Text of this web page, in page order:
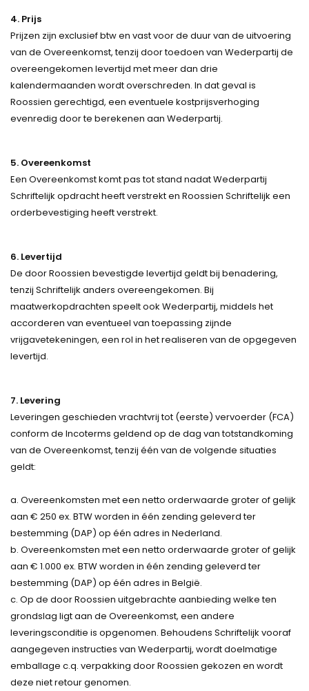
4. Prijs
Prijzen zijn exclusief btw en vast voor de duur van de uitvoering
van de Overeenkomst, tenzij door toedoen van Wederpartij de
overeengekomen levertijd met meer dan drie
kalendermaanden wordt overschreden. In dat geval is
Roossien gerechtigd, een eventuele kostprijsverhoging
evenredig door te berekenen aan Wederpartij.
5. Overeenkomst
Een Overeenkomst komt pas tot stand nadat Wederpartij
Schriftelijk opdracht heeft verstrekt en Roossien Schriftelijk een
orderbevestiging heeft verstrekt.
6. Levertijd
De door Roossien bevestigde levertijd geldt bij benadering,
tenzij Schriftelijk anders overeengekomen. Bij
maatwerkopdrachten speelt ook Wederpartij, middels het
accorderen van eventueel van toepassing zijnde
vrijgavetekeningen, een rol in het realiseren van de opgegeven
levertijd.
7. Levering
Leveringen geschieden vrachtvrij tot (eerste) vervoerder (FCA)
conform de Incoterms geldend op de dag van totstandkoming
van de Overeenkomst, tenzij één van de volgende situaties
geldt:
a. Overeenkomsten met een netto orderwaarde groter of gelijk
aan € 250 ex. BTW worden in één zending geleverd ter
bestemming (DAP) op één adres in Nederland.
b. Overeenkomsten met een netto orderwaarde groter of gelijk
aan € 1.000 ex. BTW worden in één zending geleverd ter
bestemming (DAP) op één adres in België.
c. Op de door Roossien uitgebrachte aanbieding welke ten
grondslag ligt aan de Overeenkomst, een andere
leveringsconditie is opgenomen. Behoudens Schriftelijk vooraf
aangegeven instructies van Wederpartij, wordt doelmatige
emballage c.q. verpakking door Roossien gekozen en wordt
deze niet retour genomen.